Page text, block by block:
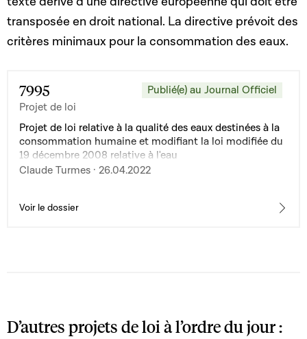
transposée en droit national. La directive prévoit des
critères minimaux pour la consommation des eaux.
7995
Projet de loi
Publié(e) au Journal Officiel
Projet de loi relative à la qualité des eaux destinées à la
consommation humaine et modifiant la loi modifiée du
19 décembre 2008 relative à l'eau
Claude Turmes · 26.04.2022
Voir le dossier
D’autres projets de loi à l’ordre du jour :